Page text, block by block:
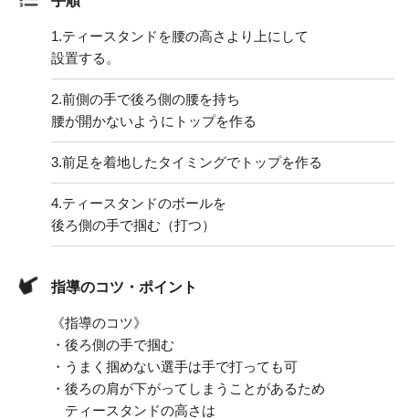
1.ティースタンドを腰の高さより上にして
設置する。
2.前側の手で後ろ側の腰を持ち
腰が開かないようにトップを作る
3.前足を着地したタイミングでトップを作る
4.ティースタンドのボールを
後ろ側の手で掴む（打つ）
指導のコツ・ポイント
《指導のコツ》
・後ろ側の手で掴む
・うまく掴めない選手は手で打っても可
・後ろの肩が下がってしまうことがあるため
ティースタンドの高さは